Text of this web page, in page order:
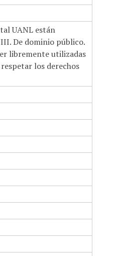
UANL están
De dominio público.
libremente utilizadas
los derechos